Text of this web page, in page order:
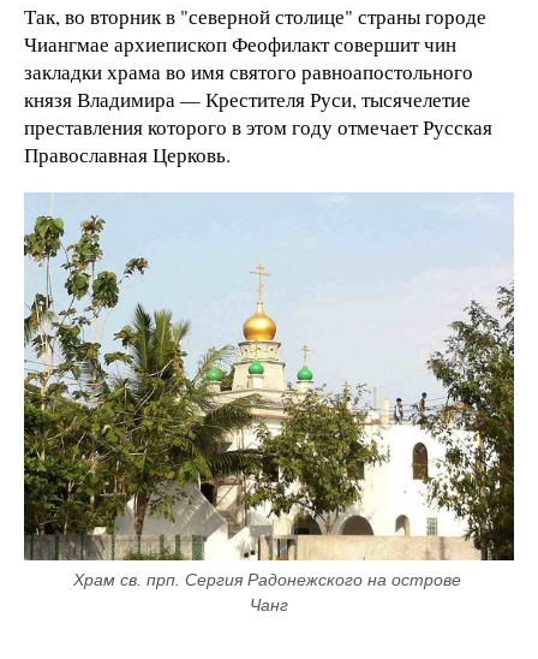
Так, во вторник в "северной столице" страны городе
Чиангмае архиепископ Феофилакт совершит чин
закладки храма во имя святого равноапостольного
князя Владимира — Крестителя Руси, тысячелетие
преставления которого в этом году отмечает Русская
Православная Церковь.
Храм св. прп. Сергия Радонежского на острове
Чанг